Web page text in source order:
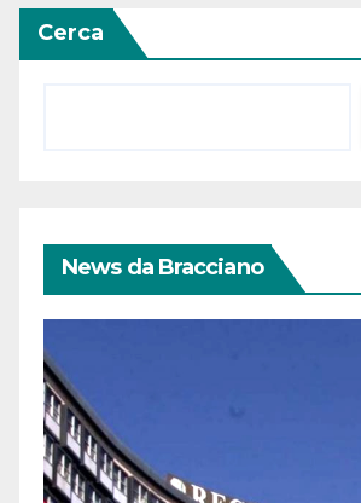
Cerca
News da Bracciano